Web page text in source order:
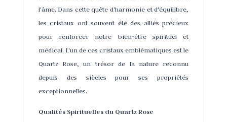
l'âme. Dans cette quête d'harmonie et d'équilibre,
les cristaux ont souvent été des alliés précieux
pour renforcer notre bien-être spirituel et
médical. L'un de ces cristaux emblématiques est le
Quartz Rose, un trésor de la nature reconnu
depuis des siècles pour ses propriétés
exceptionnelles.
Qualités Spirituelles du Quartz Rose